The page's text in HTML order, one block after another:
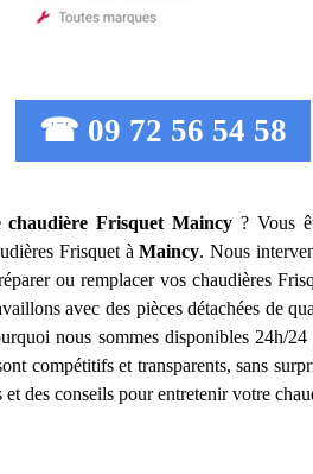
☎ 09 72 56 54 58
chaudière Frisquet Maincy ? Vous
Frisquet àMaincy. Nous
ou remplacer vos chaudières
avec des pièces détachées de
nous sommes disponibles 24h/
compétitifs et transparents, sans
des conseils pour entretenir votre